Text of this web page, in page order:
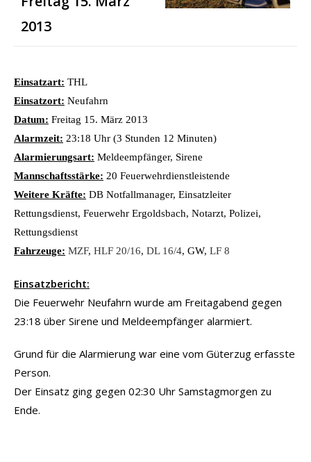
2013
Einsatzart: THL
Einsatzort: Neufahrn
Datum: Freitag 15. März 2013
Alarmzeit: 23:18 Uhr (3 Stunden 12 Minuten)
Alarmierungsart: Meldeempfänger, Sirene
Mannschaftsstärke: 20 Feuerwehrdienstleistende
Weitere Kräfte: DB Notfallmanager, Einsatzleiter
Rettungsdienst, Feuerwehr Ergoldsbach, Notarzt, Polizei,
Rettungsdienst
Fahrzeuge: MZF, HLF 20/16, DL 16/4, GW, LF 8
Einsatzbericht:
Die Feuerwehr Neufahrn wurde am Freitagabend gegen
23:18 über Sirene und Meldeempfänger alarmiert.
Grund für die Alarmierung war eine vom Güterzug erfasste
Person.
Der Einsatz ging gegen 02:30 Uhr Samstagmorgen zu
Ende.